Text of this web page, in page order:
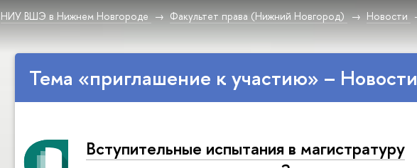
НИУ ВШЭ в Нижнем Новгороде Факультет права (Нижний Новгород) Новости
Тема «приглашение к участию» – Новости
Вступительные испытания в магистратуру